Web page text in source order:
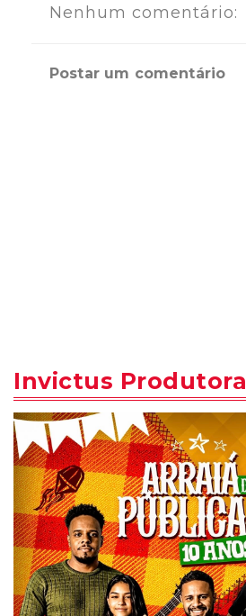
Nenhum comentário:
Postar um comentário
Invictus Produtora